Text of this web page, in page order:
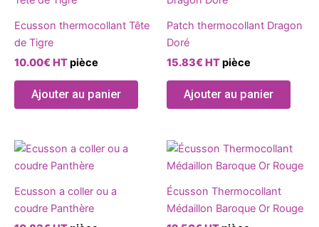
Ecusson thermocollant Tête
de Tigre
10.00€HTpièce
Ajouter au panier
Patch thermocollant Dragon
Doré
15.83€HTpièce
Ajouter au panier
sur
la
du
Ecusson a coller ou a
coudre Panthère
produit
plusieurs
variations.
Écusson Thermocollant
Médaillon Baroque Or Rouge